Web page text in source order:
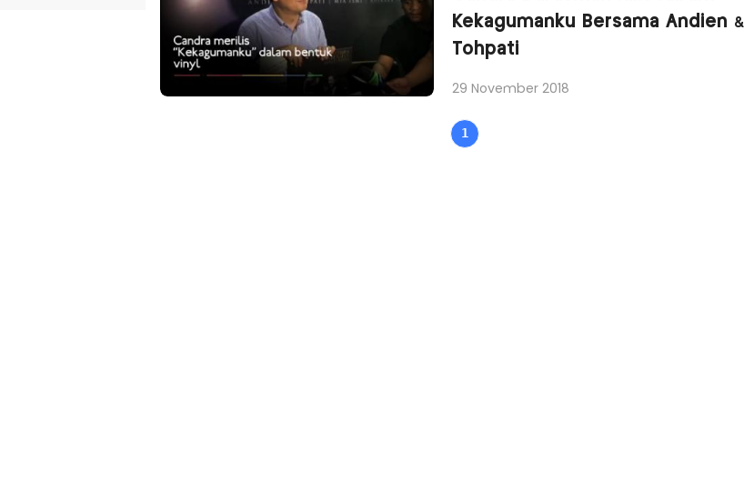
Kekagumanku Bersama Andien &
Tohpati
29 November 2018
1